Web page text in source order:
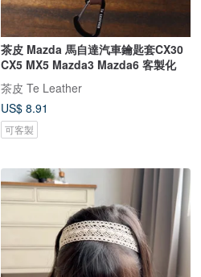
茶皮 Mazda 馬自達汽車鑰匙套CX30
CX5 MX5 Mazda3 Mazda6 客製化
茶皮 Te Leather
US$ 8.91
可客製